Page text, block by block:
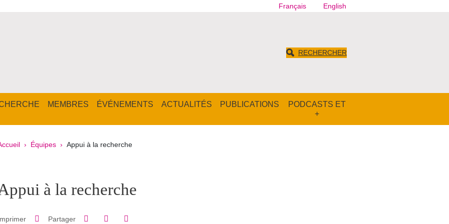
Français English
RECHERCHER
MEMBRES ÉVÉNEMENTS ACTUALITÉS PUBLICATIONS
PODCASTS ET
+
d'Ariane
Équipes Appui à la recherche
Sidebar
à la recherche
Partager Partager sur Facebook
Partager sur LinkedIn